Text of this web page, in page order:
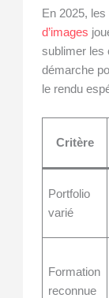
En 2025,
d’images
sublimer les
démarche
le rendu
Critère
Portfolio
varié
Formation
reconnue